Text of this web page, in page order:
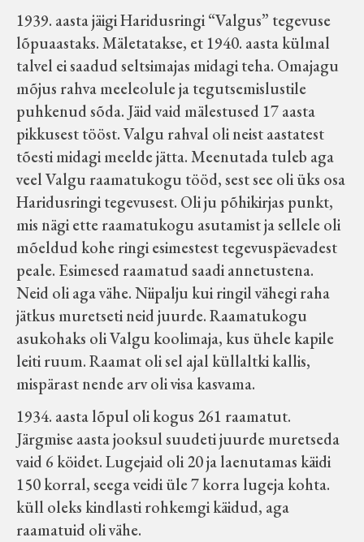
1939. aasta jäigi Haridusringi “Valgus” tegevuse
lõpuaastaks. Mäletatakse, et 1940. aasta külmal
talvel ei saadud seltsimajas midagi teha. Omajagu
mõjus rahva meeleolule ja tegutsemislustile
puhkenud sõda. Jäid vaid mälestused 17 aasta
pikkusest tööst. Valgu rahval oli neist aastatest
tõesti midagi meelde jätta. Meenutada tuleb aga
veel Valgu raamatukogu tööd, sest see oli üks osa
Haridusringi tegevusest. Oli ju põhikirjas punkt,
mis nägi ette raamatukogu asutamist ja sellele oli
mõeldud kohe ringi esimestest tegevuspäevadest
peale. Esimesed raamatud saadi annetustena.
Neid oli aga vähe. Niipalju kui ringil vähegi raha
jätkus muretseti neid juurde. Raamatukogu
asukohaks oli Valgu koolimaja, kus ühele kapile
leiti ruum. Raamat oli sel ajal küllaltki kallis,
mispärast nende arv oli visa kasvama.
1934. aasta lõpul oli kogus 261 raamatut.
Järgmise aasta jooksul suudeti juurde muretseda
vaid 6 köidet. Lugejaid oli 20 ja laenutamas käidi
150 korral, seega veidi üle 7 korra lugeja kohta.
küll oleks kindlasti rohkemgi käidud, aga
raamatuid oli vähe.